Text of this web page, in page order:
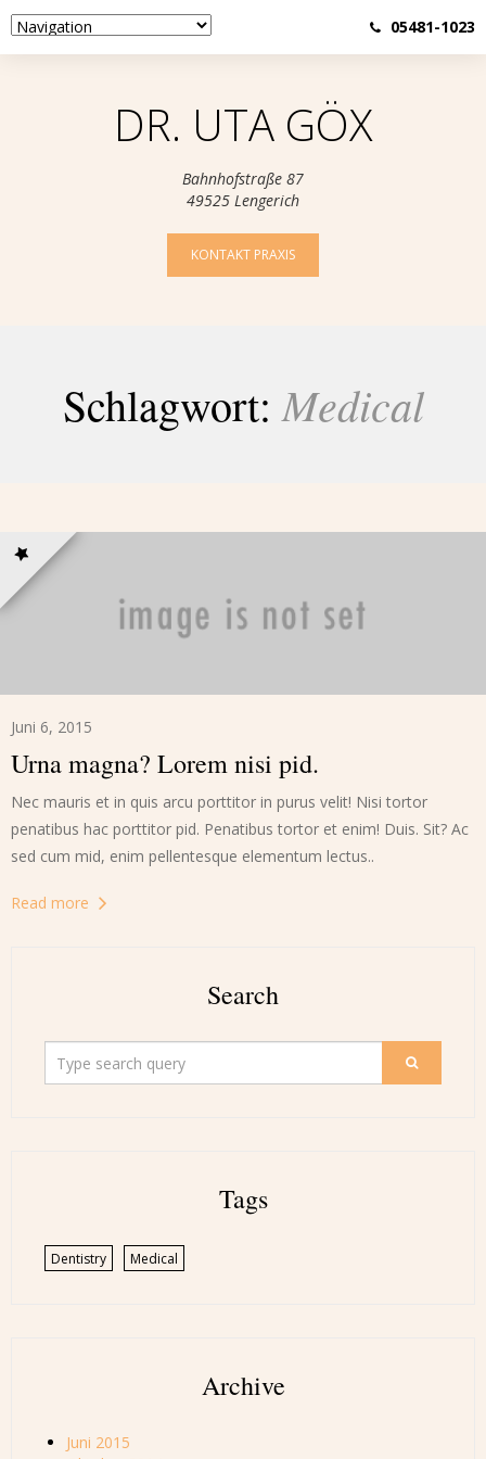
05481-1023
DR. UTA GÖX
Bahnhofstraße 87
49525 Lengerich
KONTAKT PRAXIS
Schlagwort:Medical
Juni 6, 2015
Urna magna? Lorem nisi pid.
Nec mauris et in quis arcu porttitor in purus velit! Nisi tortor
penatibus hac porttitor pid. Penatibus tortor et enim! Duis. Sit? Ac
sed cum mid, enim pellentesque elementum lectus..
Read more
Search
Tags
Dentistry Medical
Archive
Juni 2015